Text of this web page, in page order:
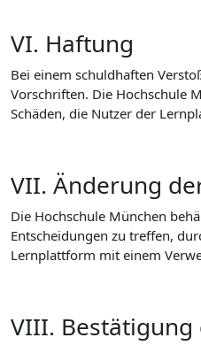
VI. Haftung
Bei einem schuldhaften
Vorschriften. Die Hochschule
Schäden, die Nutzer der
VII. Änderung
Die Hochschule München
Entscheidungen zu treffen,
Lernplattform mit einem
VIII.